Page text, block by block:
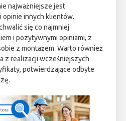
najważniejsze jest
opinie innych klientów.
się co najmniej
i pozytywnymi opiniami, z
z montażem. Warto również
z realizacji wcześniejszych
potwierdzające odbyte